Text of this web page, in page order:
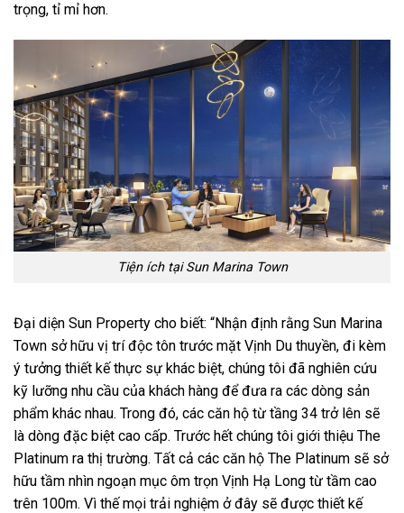
trọng, tỉ mỉ hơn.
Tiện ích tại Sun Marina Town
Đại diện Sun Property cho biết: “Nhận định rằng Sun Marina
Town sở hữu vị trí độc tôn trước mặt Vịnh Du thuyền, đi kèm
ý tưởng thiết kế thực sự khác biệt, chúng tôi đã nghiên cứu
kỹ lưỡng nhu cầu của khách hàng để đưa ra các dòng sản
phẩm khác nhau. Trong đó, các căn hộ từ tầng 34 trở lên sẽ
là dòng đặc biệt cao cấp. Trước hết chúng tôi giới thiệu The
Platinum ra thị trường. Tất cả các căn hộ The Platinum sẽ sở
hữu tầm nhìn ngoạn mục ôm trọn Vịnh Hạ Long từ tầm cao
trên 100m. Vì thế mọi trải nghiệm ở đây sẽ được thiết kế